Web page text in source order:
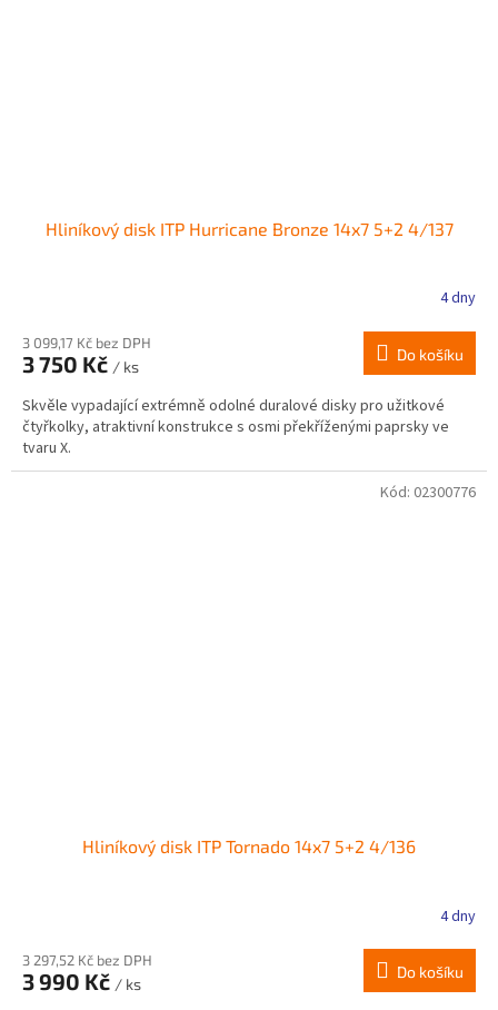
Hliníkový disk ITP Hurricane Bronze 14x7 5+2 4/137
4 dny
3 099,17 Kč bez DPH
3 750 Kč / ks
Do košíku
Skvěle vypadající extrémně odolné duralové disky pro užitkové
čtyřkolky, atraktivní konstrukce s osmi překříženými paprsky ve
tvaru X.
Hliníkový disk ITP Tornado 14x7 5+2 4/136
4 dny
3 297,52 Kč bez DPH
3 990 Kč / ks
Do košíku
Kód: 02300776